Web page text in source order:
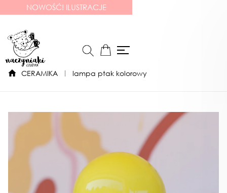
NOWOŚĆ! ILUSTRACJE
CERAMIKA lampa ptak kolorowy